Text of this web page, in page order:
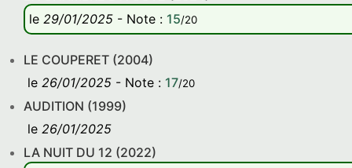
le 29/01/2025 - Note : 15/20
LE COUPERET (2004)
le 26/01/2025 - Note : 17/20
AUDITION (1999)
le 26/01/2025
LA NUIT DU 12 (2022)